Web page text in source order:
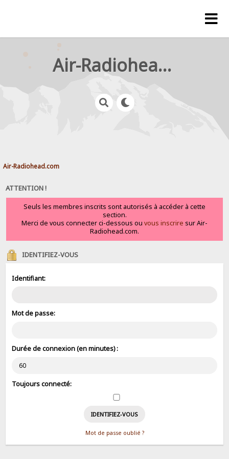
Air-Radiohead.com
Air-Radiohead.com
ATTENTION !
Seuls les membres inscrits sont autorisés à accéder à cette
section.
Merci de vous connecter ci-dessous ou vous inscrire sur Air-
Radiohead.com.
IDENTIFIEZ-VOUS
Identifiant:
Mot de passe:
Durée de connexion (en minutes) :
Toujours connecté:
Mot de passe oublié ?